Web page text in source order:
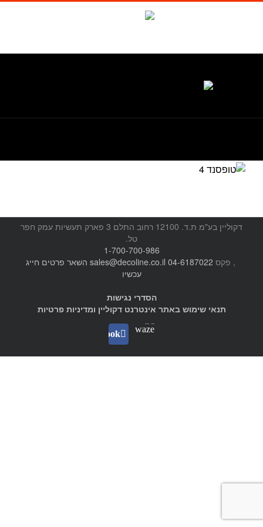
דלג
דקוליין בע"מ ת.ד. 12100 רחוב התלם 3 פארק תעשיות עמק חפר
טל.
1-700-700-986
, פקס 04-6187022
sales@decoline.co.il השאר פרטים חייג
עכשיו
הסדרי נגישות
תנאי שימוש באתר אינטרנט דקוליין ומדיניות פרטיות
Waze
facebook